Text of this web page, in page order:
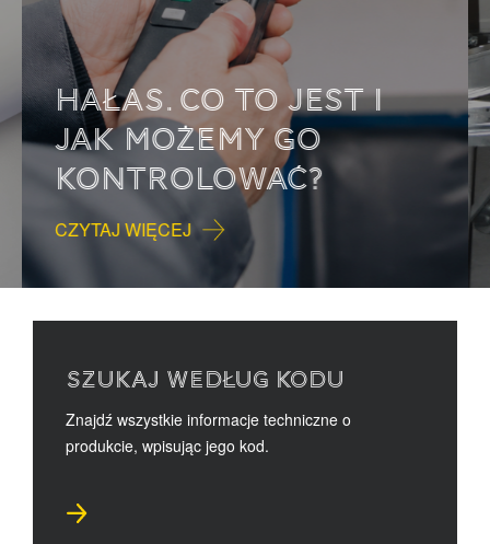
HAŁAS. CO TO JEST I
JAK MOŻEMY GO
KONTROLOWAĆ?
CZYTAJ WIĘCEJ
SZUKAJ WEDŁUG KODU
Znajdź wszystkie informacje techniczne o
produkcie, wpisując jego kod.